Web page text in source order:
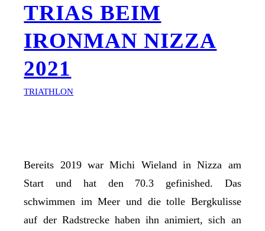
TRIAS BEIM
IRONMAN NIZZA
2021
TRIATHLON
Bereits 2019 war Michi Wieland in Nizza am
Start und hat den 70.3 gefinished. Das
schwimmen im Meer und die tolle Bergkulisse
auf der Radstrecke haben ihn animiert, sich an